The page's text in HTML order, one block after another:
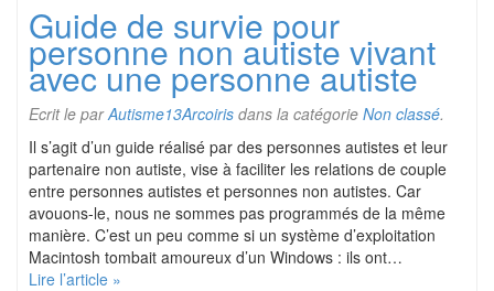
Guide de survie pour
personne non autiste vivant
avec une personne autiste
Ecrit le parAutisme13Arcoiris dans la catégorie Non classé.
Il s’agit d’un guide réalisé par des personnes autistes et leur
partenaire non autiste, vise à faciliter les relations de couple
entre personnes autistes et personnes non autistes. Car
avouons-le, nous ne sommes pas programmés de la même
manière. C’est un peu comme si un système d’exploitation
Macintosh tombait amoureux d’un Windows : ils ont…
Lire l’article »